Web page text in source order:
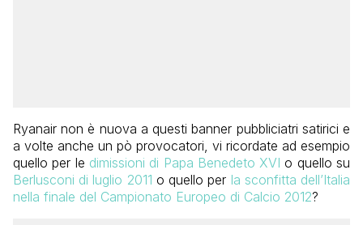
Ryanair non è nuova a questi banner pubbliciatri satirici e
a volte anche un pò provocatori, vi ricordate ad esempio
quello per le dimissioni di Papa Benedeto XVI o quello su
Berlusconi di luglio 2011 o quello per la sconfitta dell’Italia
nella finale del Campionato Europeo di Calcio 2012?